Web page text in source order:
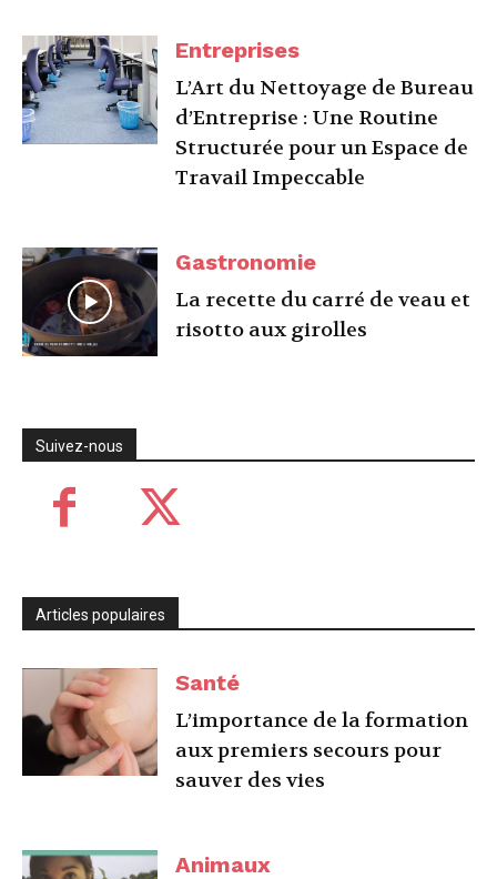
Entreprises
L’Art du Nettoyage de Bureau
d’Entreprise : Une Routine
Structurée pour un Espace de
Travail Impeccable
Gastronomie
La recette du carré de veau et
risotto aux girolles
Suivez-nous
Articles populaires
Santé
L’importance de la formation
aux premiers secours pour
sauver des vies
Animaux